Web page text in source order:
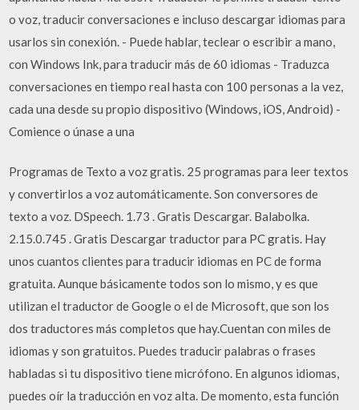
o voz, traducir conversaciones e incluso descargar idiomas para
usarlos sin conexión. - Puede hablar, teclear o escribir a mano,
con Windows Ink, para traducir más de 60 idiomas - Traduzca
conversaciones en tiempo real hasta con 100 personas a la vez,
cada una desde su propio dispositivo (Windows, iOS, Android) -
Comience o únase a una
Programas de Texto a voz gratis. 25 programas para leer textos
y convertirlos a voz automáticamente. Son conversores de
texto a voz. DSpeech. 1.73 . Gratis Descargar. Balabolka.
2.15.0.745 . Gratis Descargar traductor para PC gratis. Hay
unos cuantos clientes para traducir idiomas en PC de forma
gratuita. Aunque básicamente todos son lo mismo, y es que
utilizan el traductor de Google o el de Microsoft, que son los
dos traductores más completos que hay.Cuentan con miles de
idiomas y son gratuitos. Puedes traducir palabras o frases
habladas si tu dispositivo tiene micrófono. En algunos idiomas,
puedes oír la traducción en voz alta. De momento, esta función